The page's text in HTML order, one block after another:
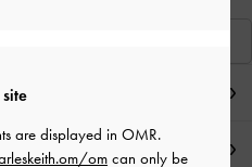
تفاصيل المنتج وتعليمات
are displayed in OMR.
om can only be